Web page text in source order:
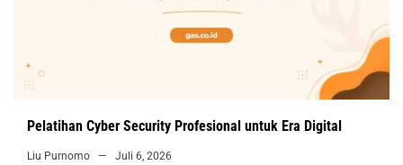
Pelatihan Cyber Security Profesional untuk Era Digital
Liu Purnomo Juli 6, 2026